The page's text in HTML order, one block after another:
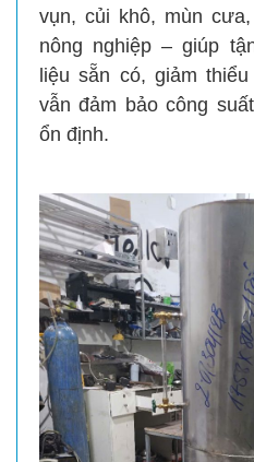
vụn, củi khô, mùn
nông nghiệp – giúp
liệu sẵn có, giảm
vẫn đảm bảo công
ổn định.